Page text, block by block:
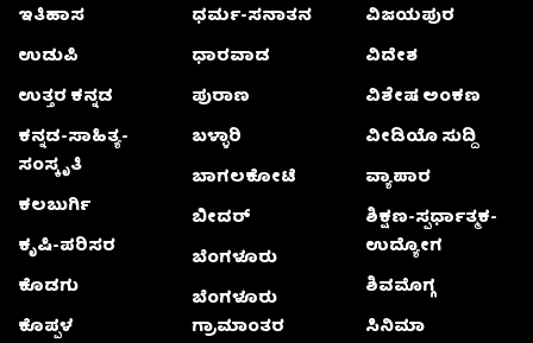
ಇತಿಹಾಸ
ಉಡುಪಿ
ಉತ್ತರ ಕನ್ನಡ
ಕನ್ನಡ-ಸಾಹಿತ್ಯ-
ಸಂಸ್ಕೃತಿ
ಕಲಬುರ್ಗಿ
ಕೃಷಿ-ಪರಿಸರ
ಕೊಡಗು
ಕೊಪ್ಪಳ
ಧರ್ಮ-ಸನಾತನ
ಧಾರವಾಡ
ಪುರಾಣ
ಬಳ್ಳಾರಿ
ಬಾಗಲಕೋಟೆ
ಬೀದರ್
ಬೆಂಗಳೂರು
ಬೆಂಗಳೂರು
ಗ್ರಾಮಾಂತರ
ವಿಜಯಪುರ
ವಿದೇಶ
ವಿಶೇಷ ಅಂಕಣ
ವೀಡಿಯೊ ಸುದ್ದಿ
ವ್ಯಾಪಾರ
ಶಿಕ್ಷಣ-ಸ್ಪರ್ಧಾತ್ಮಕ-
ಉದ್ಯೋಗ
ಶಿವಮೊಗ್ಗ
ಸಿನಿಮಾ